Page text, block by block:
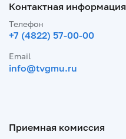
Контактная информация
Телефон
+7 (4822) 57-00-00
Email
info@tvgmu.ru
Приемная комиссия